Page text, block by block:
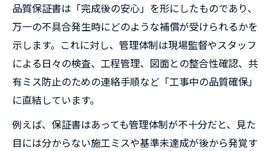
品質保証書は「完成後の安心」を形にしたものであり、
万一の不具合発生時にどのような補償が受けられるかを
示します。これに対し、管理体制は現場監督やスタッフ
による日々の検査、工程管理、図面との整合性確認、共
有ミス防止のための連絡手順など「工事中の品質確保」
に直結しています。
例えば、保証書はあっても管理体制が不十分だと、見た
目には分からない施工ミスや基準未達成が後から発覚す